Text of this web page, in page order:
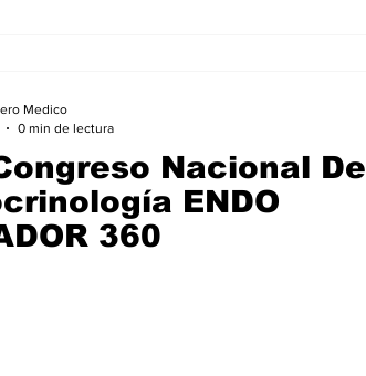
Nacional De
ENDO
360
Medico
0 min de lectura